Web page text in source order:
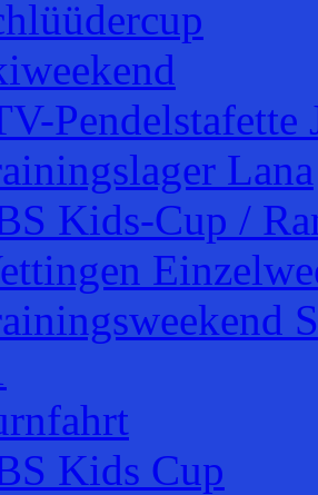
Pendelstafette
Lana
Kids-Cup /
Kids Cup